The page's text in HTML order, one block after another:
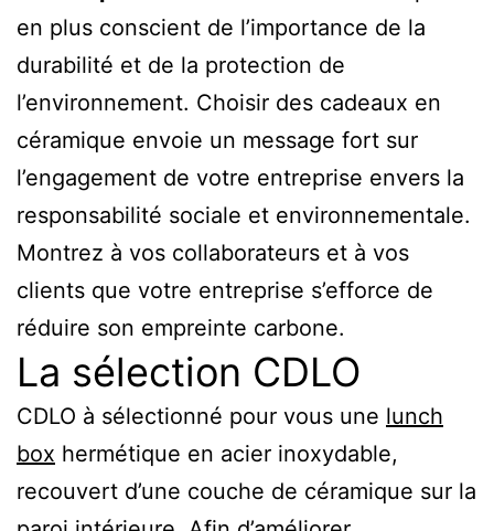
en plus conscient de l’importance de la
durabilité et de la protection de
l’environnement. Choisir des cadeaux en
céramique envoie un message fort sur
l’engagement de votre entreprise envers la
responsabilité sociale et environnementale.
Montrez à vos collaborateurs et à vos
clients que votre entreprise s’efforce de
réduire son empreinte carbone.
La sélection CDLO
CDLO à sélectionné pour vous une lunch
box hermétique en acier inoxydable,
recouvert d’une couche de céramique sur la